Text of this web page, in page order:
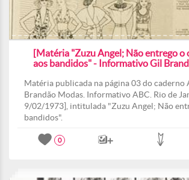
[Matéria "Zuzu Angel; Não entrego o
aos bandidos" - Informativo Gil
Matéria publicada na página 03 do caderno
Brandão Modas. Informativo ABC. Rio de
9/02/1973], intitulada "Zuzu Angel; Não
bandidos".
0